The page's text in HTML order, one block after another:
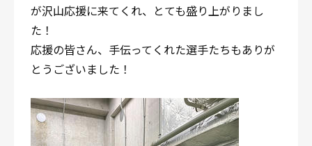
が沢山応援に来てくれ、とても盛り上がりまし
た！
応援の皆さん、手伝ってくれた選手たちもありが
とうございました！